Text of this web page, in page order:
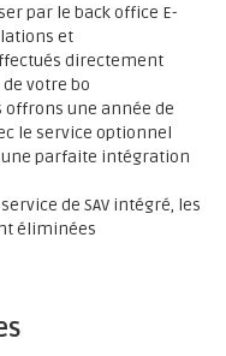
par le back office E-
et
directement
votre bo
offrons une année de
le service optionnel
parfaite intégration
de SAV intégré, les
éliminées